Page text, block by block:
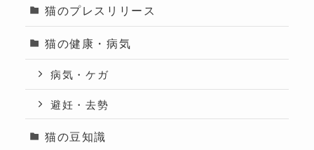
猫のプレスリリース
猫の健康・病気
病気・ケガ
避妊・去勢
猫の豆知識